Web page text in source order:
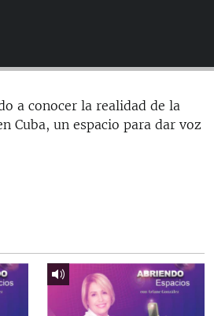
EN CUBA
A UCRANIA
a conocer la realidad de la
Cuba, un espacio para dar voz